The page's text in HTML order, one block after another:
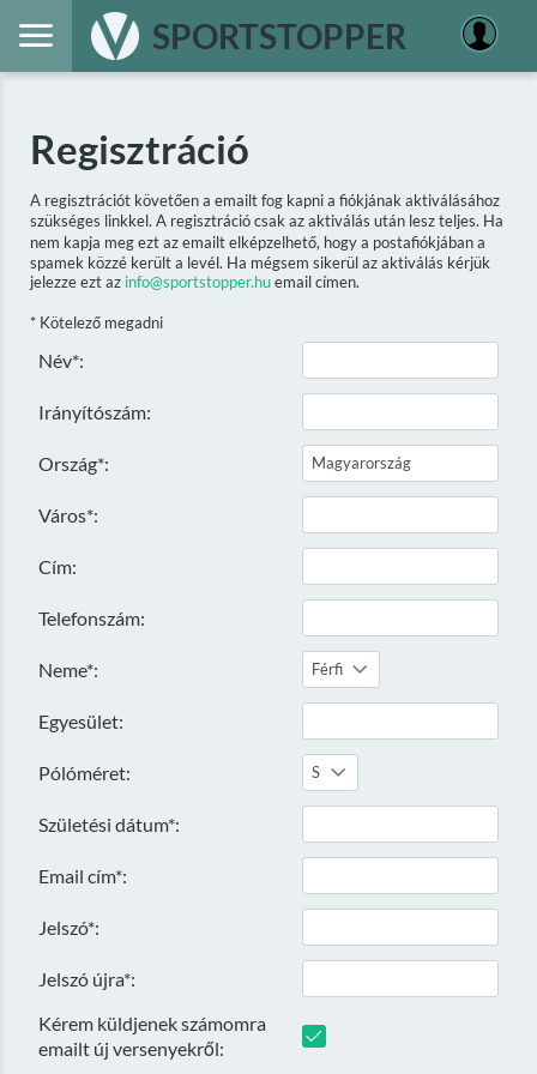
SPORTSTOPPER
Regisztráció
A regisztrációt követően a emailt fog kapni a fiókjának aktiválásához
szükséges linkkel. A regisztráció csak az aktiválás után lesz teljes. Ha
nem kapja meg ezt az emailt elképzelhető, hogy a postafiókjában a
spamek közzé került a levél. Ha mégsem sikerül az aktiválás kérjük
jelezze ezt az info@sportstopper.huemail címen.
* Kötelező megadni
Név*:
Irányítószám:
Ország*:
Város*:
Cím:
Telefonszám:
Neme*: Férfi
Egyesület:
Pólóméret: S
Születési dátum*:
Email cím*:
Jelszó*:
Jelszó újra*:
Kérem küldjenek számomra
emailt új versenyekről: